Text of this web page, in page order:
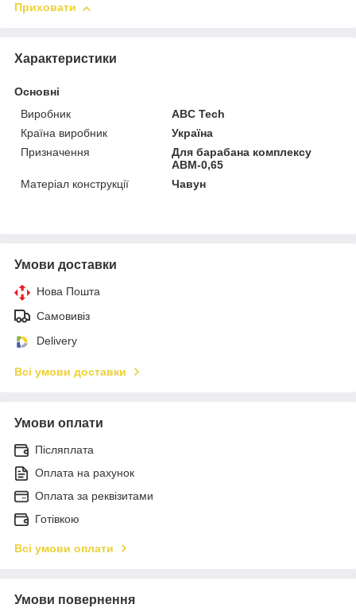
Приховати
Характеристики
Основні
Виробник
ABC Tech
Країна виробник
Україна
Призначення
Для барабана комплексу
АВМ-0,65
Матеріал конструкції
Чавун
Умови доставки
Нова Пошта
Самовивіз
Delivery
Всі умови доставки
Умови оплати
Післяплата
Оплата на рахунок
Оплата за реквізитами
Готівкою
Всі умови оплати
Умови повернення